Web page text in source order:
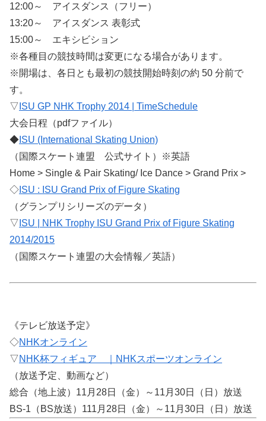
12:00～ アイスダンス（フリー）
13:20～ アイスダンス 表彰式
15:00～ エキシビション
※各種目の競技時間は変更になる場合があります。
※開場は、各日とも最初の競技開始時刻の約 50 分前で
す。
▽ ISU GP NHK Trophy 2014 | TimeSchedule
大会日程（pdfファイル）
◆ ISU (International Skating Union)
（国際スケート連盟 公式サイト）※英語
Home > Single & Pair Skating/ Ice Dance > Grand Prix >
◇ ISU : ISU Grand Prix of Figure Skating
（グランプリシリーズのデータ）
▽ ISU | NHK Trophy ISU Grand Prix of Figure Skating
2014/2015
（国際スケート連盟の大会情報／英語）
《テレビ放送予定》
◇NHKオンライン
▽NHK杯フィギュア ｜NHKスポーツオンライン
（放送予定、動画など）
総合（地上波）11月28日（金）～11月30日（日）放送
BS-1（BS放送）111月28日（金）～11月30日（日）放送